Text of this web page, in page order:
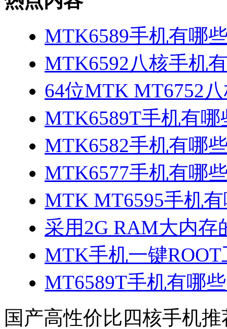
MTK6589手机有哪
MTK6592八核手机
64位MTK MT6752
MTK6589T手机有
MTK6582手机有哪
MTK6577手机有哪
MTK MT6595手机
采用2G RAM大内存
MTK手机一键ROOT
MT6589T手机有哪
国产高性价比四核手机推